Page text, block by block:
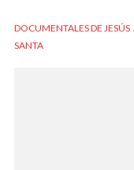
DOCUMENTALES DE JESÚS
SANTA